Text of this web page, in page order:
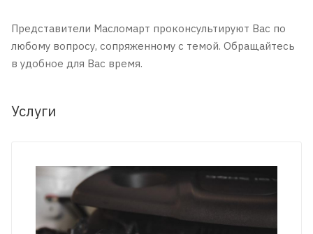
Представители Масломарт проконсультируют Вас по
любому вопросу, сопряженному с темой. Обращайтесь
в удобное для Вас время.
Услуги